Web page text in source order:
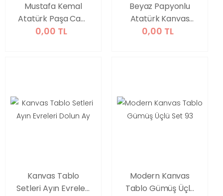
Mustafa Kemal
Atatürk Paşa Cam
Tablo
0,00 TL
Beyaz Papyonlu
Atatürk Kanvas
Tablo
0,00 TL
Kanvas Tablo
Setleri Ayın Evreleri
Modern Kanvas
Tablo Gümüş Üçlü